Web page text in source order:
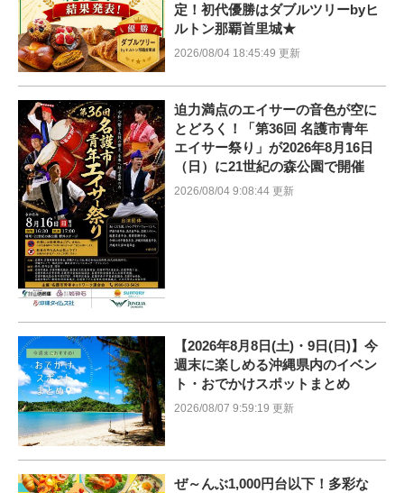
定！初代優勝はダブルツリーbyヒ
ルトン那覇首里城★
2026/08/04 18:45:49 更新
迫力満点のエイサーの音色が空に
とどろく！「第36回 名護市青年
エイサー祭り」が2026年8月16日
（日）に21世紀の森公園で開催
2026/08/04 9:08:44 更新
【2026年8月8日(土)・9日(日)】今
週末に楽しめる沖縄県内のイベン
ト・おでかけスポットまとめ
2026/08/07 9:59:19 更新
ぜ～んぶ1,000円台以下！多彩な